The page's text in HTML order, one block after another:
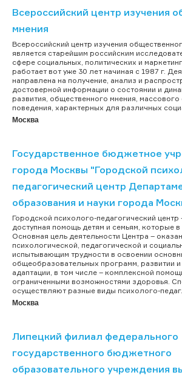
Всероссийский центр изучения
мнения
Всероссийский центр изучения
является старейшим российским
сфере социальных, политических и
работает вот уже 30 лет начиная с 1987 г.
направлена на получение, анализ и
достоверной информации о состоянии и
развития, общественного мнения, массового
поведения, характерных для различных
Москва
Государственное бюджетное
города Москвы "Городской
педагогический центр
образования и науки города
Городской психолого-педагогический центр
доступная помощь детям и семьям, которые в
Основная цель деятельности Центра –
психологической, педагогической и
испытывающим трудности в освоении
общеобразовательных программ, развитии и
адаптации, в том числе – комплексной
ограниченными возможностями здоровья.
осуществляют разные виды психолого-педаг...
Москва
Липецкий филиал федерального
государственного бюджетного
образовательного учреждения